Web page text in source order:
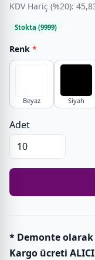
KDV Hariç (%20):
Stokta (9999)
Renk *
Beyaz Siyah
Adet
* Demonte olarak
Kargo ücreti